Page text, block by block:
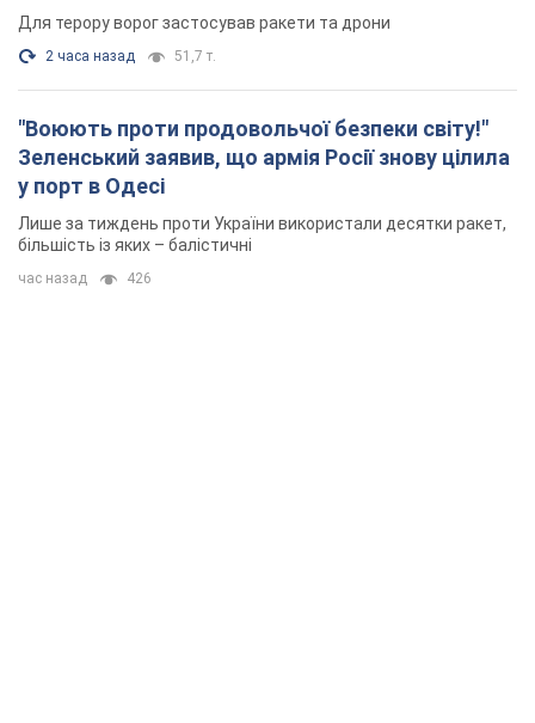
Для терору ворог застосував ракети та дрони
2 часа назад 51,7 т.
"Воюють проти продовольчої безпеки світу!"
Зеленський заявив, що армія Росії знову цілила
у порт в Одесі
Лише за тиждень проти України використали десятки ракет,
більшість із яких – балістичні
час назад 426